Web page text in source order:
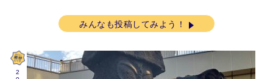
みんなも投稿してみよう！